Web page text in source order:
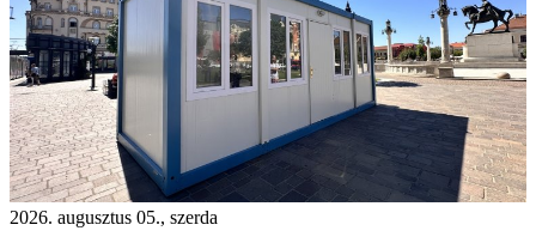
2026. augusztus 05., szerda